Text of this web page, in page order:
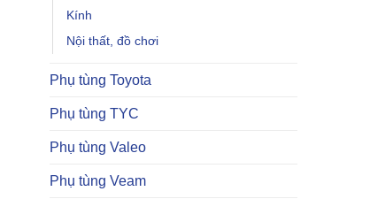
Kính
Nội thất, đồ chơi
Phụ tùng Toyota
Phụ tùng TYC
Phụ tùng Valeo
Phụ tùng Veam